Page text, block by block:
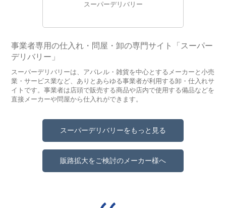
スーパーデリバリー
事業者専用の仕入れ・問屋・卸の専門サイト「スーパー
デリバリー」
スーパーデリバリーは、アパレル・雑貨を中心とするメーカーと小売
業・サービス業など、ありとあらゆる事業者が利用する卸・仕入れサ
イトです。事業者は店頭で販売する商品や店内で使用する備品などを
直接メーカーや問屋から仕入れができます。
スーパーデリバリーをもっと見る
販路拡大をご検討のメーカー様へ